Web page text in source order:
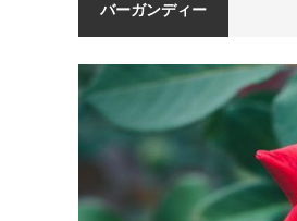
バーガンディー